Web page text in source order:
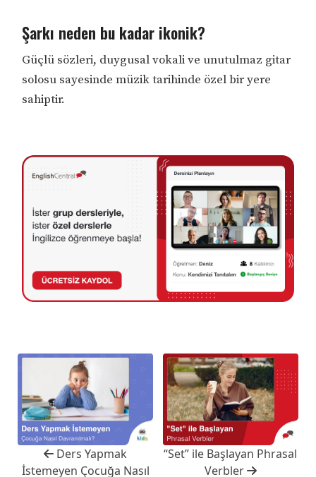
Şarkı neden bu kadar ikonik?
Güçlü sözleri, duygusal vokali ve unutulmaz gitar
solosu sayesinde müzik tarihinde özel bir yere
sahiptir.
Ders Yapmak
İstemeyen Çocuğa Nasıl
“Set” ile Başlayan Phrasal
Verbler